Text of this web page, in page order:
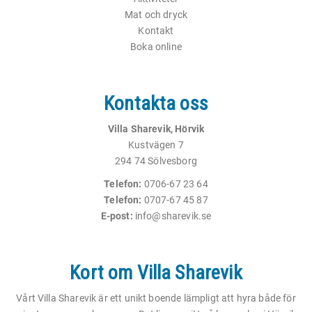
Mat och dryck
Kontakt
Boka online
Kontakta oss
Villa Sharevik, Hörvik
Kustvägen 7
294 74 Sölvesborg
Telefon: 0706-67 23 64
Telefon: 0707-67 45 87
E-post: info@sharevik.se
Kort om Villa Sharevik
Vårt Villa Sharevik är ett unikt boende lämpligt att hyra både för